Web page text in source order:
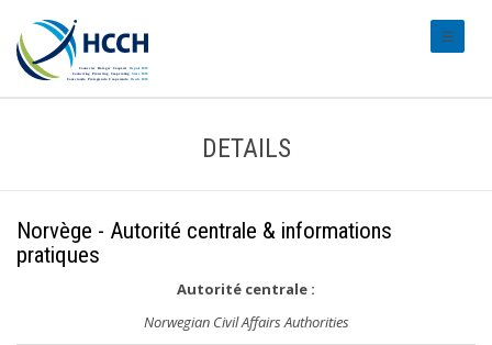
DETAILS
Norvège - Autorité centrale & informations
pratiques
Autorité centrale :
Norwegian Civil Affairs Authorities